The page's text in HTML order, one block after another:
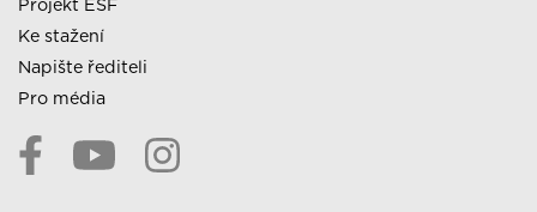
Projekt ESF
Ke stažení
Napište řediteli
Pro média